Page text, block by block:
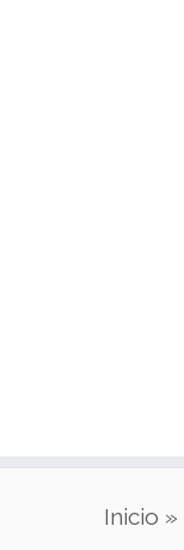
Inicio »